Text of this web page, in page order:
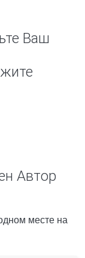
Ваш
Автор
месте на